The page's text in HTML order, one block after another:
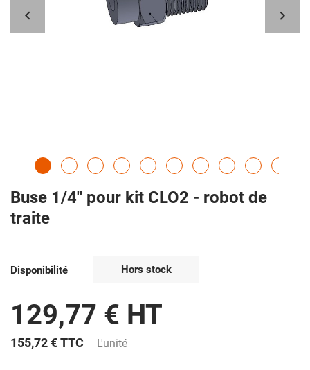
 
Buse 1/4'' pour kit CLO2 - robot de
traite
Disponibilité Hors stock
129,77 € HT
155,72 €TTC L'unité